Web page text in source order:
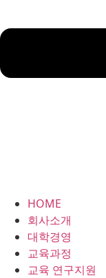
HOME
회사소개
대학경영
교육과정
교육 연구지원